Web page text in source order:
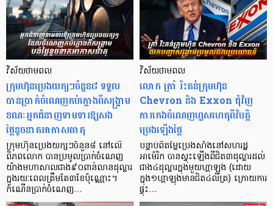
វិស័យថាមពល
ក្រុមហ៊ុនប្រេងយក្សៗចំនួន៨ ទទួល
បានប្រាក់ចំណេញកប់ក្តោងពីសង្គ្រាម
ខណៈអ្នកជំនាញទាមទារឱ្យសង
ថ្លៃខូចខាតអាកាសធាតុ
ក្រុមហ៊ុនប្រេងយក្សៗចំនួន៨ នៅលើ
ពិភពលោក បានប្រមូលប្រាក់ចំណេញ
យ៉ាងមហាសាលជាង៩០ពាន់លានដុល្លារ
ក្នុងរយៈពេលត្រឹមតែ៣ខែប៉ុណ្ណោះ។
កំណើនប្រាក់ចំណេញ…
វិស័យថាមពល
លោក ត្រាំ រិះគន់ក្រុមហ៊ុន
Chevron និង Exxon ជុំវិញ
ការកេងចំណេញហួសហេតុពីវិបត្តិ
ប្រេងឡើងថ្លៃ
បន្ទាប់ពីតម្លៃប្រេងសាំងនៅសហរដ្ឋ
អាម៉េរិក បានស្ទុះឡើងពីជិត៣ដុល្លារដល់
ជាង៤ដុល្លារក្នុងមួយហ្គាឡុង (ដោយ
ក្នុង១ហ្គាឡុងមានជិត៤លីត្រ) ក្រោយការ
ផ្ទុះ…